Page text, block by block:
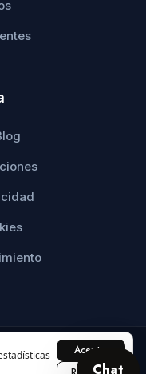
Aceptar
los derechos
Chat